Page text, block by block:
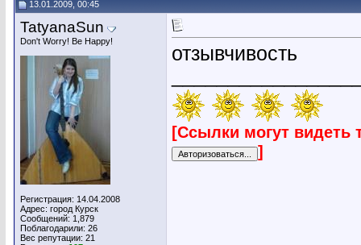
13.01.2009, 00:45
TatyanaSun
Don't Worry! Be Happy!
Регистрация: 14.04.2008
Адрес: город Курск
Сообщений: 1,879
Поблагодарили: 26
Вес репутации: 21
отзывчивость
[Ссылки могут видеть
]